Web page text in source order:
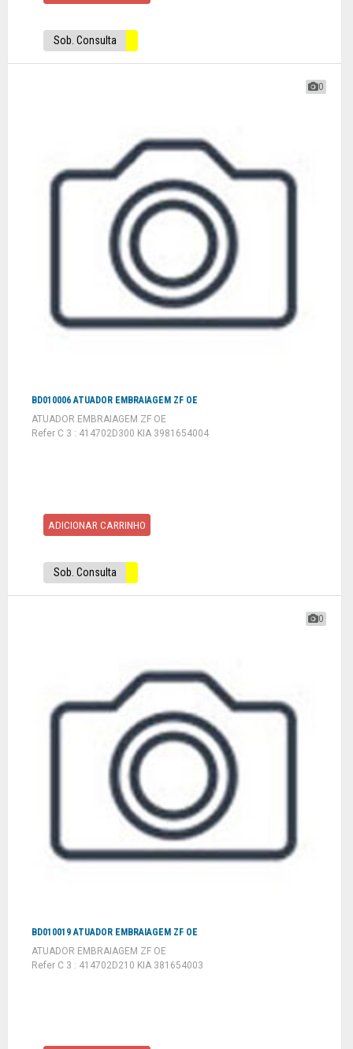
Sob. Consulta
0
BD010006 ATUADOR EMBRAIAGEM ZF OE
ATUADOR EMBRAIAGEM ZF OE
Refer C 3 : 414702D300 KIA 3981654004
ADICIONAR CARRINHO
Sob. Consulta
0
BD010019 ATUADOR EMBRAIAGEM ZF OE
ATUADOR EMBRAIAGEM ZF OE
Refer C 3 : 414702D210 KIA 381654003